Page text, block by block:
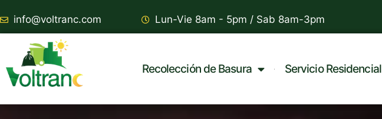
info@voltranc.com Lun-Vie 8am - 5pm / Sab 8am-3pm
Recolección de Basura Servicio Residencial